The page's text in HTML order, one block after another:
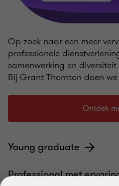
Op zoek naar een meer
professionele
samenwerking en
Bij Grant Thornton doen
Ontdek
Young graduate
Professional met